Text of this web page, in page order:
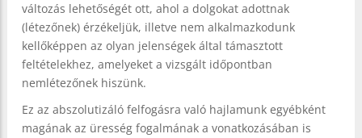
változás lehetőségét ott, ahol a dolgokat adottnak
(létezőnek) érzékeljük, illetve nem alkalmazkodunk
kellőképpen az olyan jelenségek által támasztott
feltételekhez, amelyeket a vizsgált időpontban
nemlétezőnek hiszünk.
Ez az abszolutizáló felfogásra való hajlamunk egyébként
magának az üresség fogalmának a vonatkozásában is